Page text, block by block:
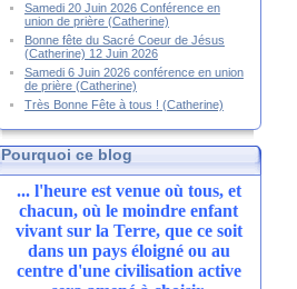
Samedi 20 Juin 2026 Conférence en
union de prière (Catherine)
Bonne fête du Sacré Coeur de Jésus
(Catherine) 12 Juin 2026
Samedi 6 Juin 2026 conférence en union
de prière (Catherine)
Très Bonne Fête à tous ! (Catherine)
Pourquoi ce blog
... l'heure est venue où tous, et
chacun, où le moindre enfant
vivant sur la Terre, que ce soit
dans un pays éloigné ou au
centre d'une civilisation active